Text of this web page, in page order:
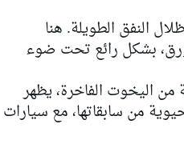
النفق الطويلة. هنا
بشكل رائع تحت ضوء
اليخوت الفاخرة، يظهر
الأماكن التي تبدو فيها سيارات جيل 2026 أكثر حيوية من سابقاتها، مع سيارات